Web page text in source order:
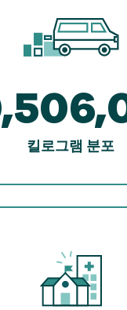
킬로그램 분포